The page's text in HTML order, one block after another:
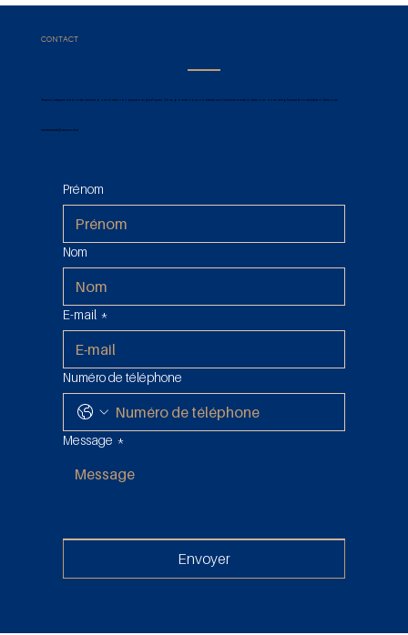
CONTACT
Aeacus Lawyers est à votre service pour toutes vos questions juridiques. Vous pouvez nous contacter via l'adresse e-mail ci-dessous ou en remplissant le formulaire ci-dessous.
secretariaat@aeacus.be
Prénom
Nom
E-mail *
Numéro de téléphone
Message *
Envoyer